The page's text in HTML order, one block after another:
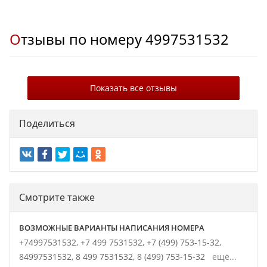
Отзывы по номеру4997531532
Показать все отзывы
Поделиться
Смотрите также
ВОЗМОЖНЫЕ ВАРИАНТЫ НАПИСАНИЯ НОМЕРА
+74997531532, +7 499 7531532, +7 (499) 753-15-32,
84997531532, 8 499 7531532, 8 (499) 753-15-32 ещё...